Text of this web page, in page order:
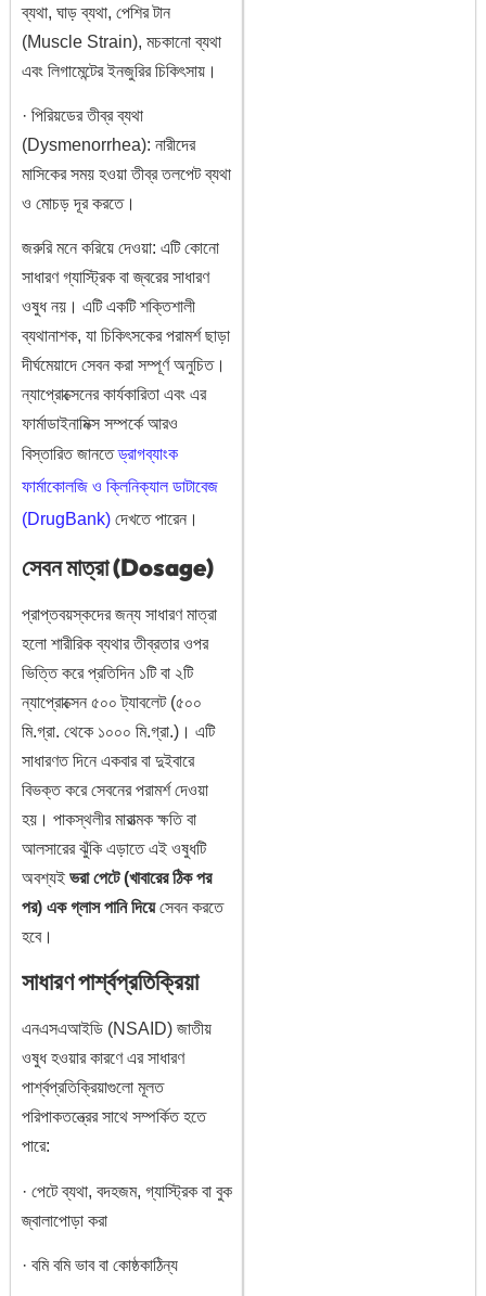
ব্যথা, ঘাড় ব্যথা, পেশির টান
(Muscle Strain), মচকানো ব্যথা
এবং লিগামেন্টের ইনজুরির চিকিৎসায়।
· পিরিয়ডের তীব্র ব্যথা
(Dysmenorrhea): নারীদের
মাসিকের সময় হওয়া তীব্র তলপেট ব্যথা
ও মোচড় দূর করতে।
জরুরি মনে করিয়ে দেওয়া: এটি কোনো
সাধারণ গ্যাস্ট্রিক বা জ্বরের সাধারণ
ওষুধ নয়। এটি একটি শক্তিশালী
ব্যথানাশক, যা চিকিৎসকের পরামর্শ ছাড়া
দীর্ঘমেয়াদে সেবন করা সম্পূর্ণ অনুচিত।
ন্যাপ্রোক্সেনের কার্যকারিতা এবং এর
ফার্মাডাইনামিক্স সম্পর্কে আরও
বিস্তারিত জানতেড্রাগব্যাংক
ফার্মাকোলজি ও ক্লিনিক্যাল ডাটাবেজ
(DrugBank) দেখতে পারেন।
সেবন মাত্রা (Dosage)
প্রাপ্তবয়স্কদের জন্য সাধারণ মাত্রা
হলো শারীরিক ব্যথার তীব্রতার ওপর
ভিত্তি করে প্রতিদিন ১টি বা ২টি
ন্যাপ্রোক্সেন ৫০০ ট্যাবলেট (৫০০
মি.গ্রা. থেকে ১০০০ মি.গ্রা.)। এটি
সাধারণত দিনে একবার বা দুইবারে
বিভক্ত করে সেবনের পরামর্শ দেওয়া
হয়। পাকস্থলীর মারাত্মক ক্ষতি বা
আলসারের ঝুঁকি এড়াতে এই ওষুধটি
অবশ্যই ভরা পেটে (খাবারের ঠিক পর
পর) এক গ্লাস পানি দিয়েসেবন করতে
হবে।
সাধারণ পার্শ্বপ্রতিক্রিয়া
এনএসএআইডি (NSAID) জাতীয়
ওষুধ হওয়ার কারণে এর সাধারণ
পার্শ্বপ্রতিক্রিয়াগুলো মূলত
পরিপাকতন্ত্রের সাথে সম্পর্কিত হতে
পারে:
· পেটে ব্যথা, বদহজম, গ্যাস্ট্রিক বা বুক
জ্বালাপোড়া করা
· বমি বমি ভাব বা কোষ্ঠকাঠিন্য